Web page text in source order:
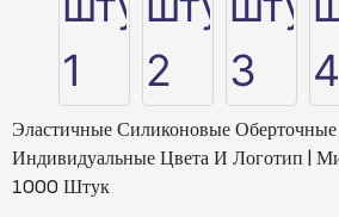
Эластичные Силиконовые
Индивидуальные Цвета И Логотип |
1000 Штук